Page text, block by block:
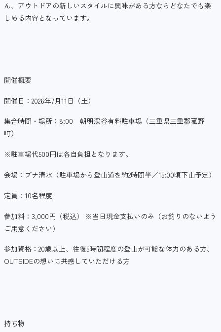
ん、アウトドアの新しいスタイルに興味がある方ならどなたでも楽
しめる内容となっています。
開催概要
開催日：2026年7月11日（土）
集合時間・場所：8:00 朝明渓谷有料駐車場（三重県三重郡菰野
町）
※駐車場代500円は各自負担となります。
会場：ブナ清水（駐車場から登山道を約2時間半／15:00頃下山予定）
定員：10名程度
参加料：3,000円（税込） ※当日現金支払いのみ（お釣りのないよう
ご用意ください）
参加資格：20歳以上、往復5時間程度の登山が可能な体力のある方、
OUTSIDEの想いに共感していただける方
持ち物